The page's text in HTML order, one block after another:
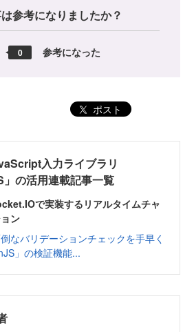
参考になりましたか？
0 参考になった
ポスト
入力ライブラリ
」の活用連載記事一覧
で実装するリアルタイムチャ
ン
なバリデーションチェックを手早く
」の検証機能...